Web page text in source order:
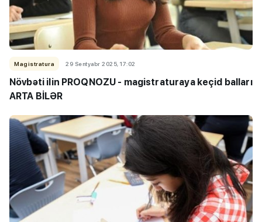
Magistratura 29 Sentyabr 2025, 17:02
Növbəti ilin PROQNOZU - magistraturaya keçid balları
ARTA BİLƏR